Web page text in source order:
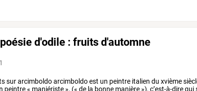
d'odile : fruits d'automne
surarcimboldoarcimboldoest un peintre italien du xvième
peintre« maniériste », (« de la bonne manière »), c’est-à-direqui